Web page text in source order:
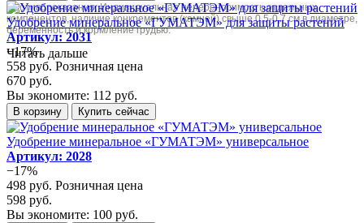
Противопоказания: Индивидуальная непереносимость отдельных
компонентов, наличие конкрементов (камней) свыше 0,5-0,7 см в диаметре,
беременность и кормление грудью.
Читать дальше
Удобрение минеральное «ГУМАТЭМ» для защиты растений
Артикул: 2031
−17%
558 руб. Розничная цена
670 руб.
Вы экономите: 112 руб.
В корзину Купить сейчас
Удобрение минеральное «ГУМАТЭМ» универсальное
Артикул: 2028
−17%
498 руб. Розничная цена
598 руб.
Вы экономите: 100 руб.